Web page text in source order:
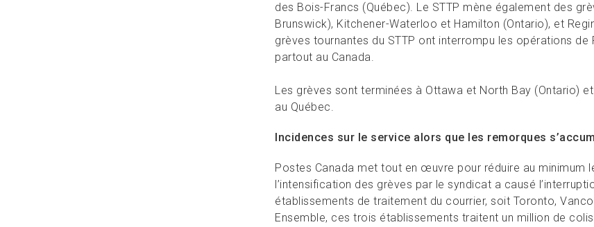
des Bois-Francs (Québec). Le STTP mène également des
Brunswick), Kitchener-Waterloo et Hamilton (Ontario), et
grèves tournantes du STTP ont interrompu les opérations
partout au Canada.
Les grèves sont terminées à Ottawa et North Bay (Ontario)
au Québec.
Incidences sur le service alors que les remorques
Postes Canada met tout en œuvre pour réduire au minimum
l’intensification des grèves par le syndicat a causé
établissements de traitement du courrier, soit Toronto,
Ensemble, ces trois établissements traitent un million de